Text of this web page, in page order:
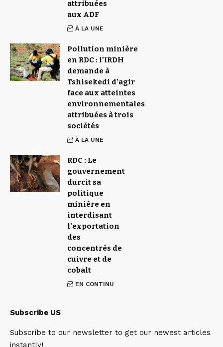
attribuées
aux ADF
À LA UNE
Pollution minière
en RDC : l’IRDH
demande à
Tshisekedi d’agir
face aux atteintes
environnementales
attribuées à trois
sociétés
À LA UNE
RDC : Le
gouvernement
durcit sa
politique
minière en
interdisant
l’exportation
des
concentrés de
cuivre et de
cobalt
EN CONTINU
Subscribe US
Subscribe to our newsletter to get our newest articles
instantly!